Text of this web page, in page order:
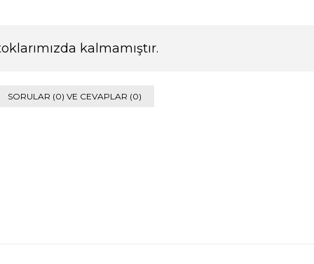
kalmamıştır.
SORULAR (0) VE CEVAPLAR (0)